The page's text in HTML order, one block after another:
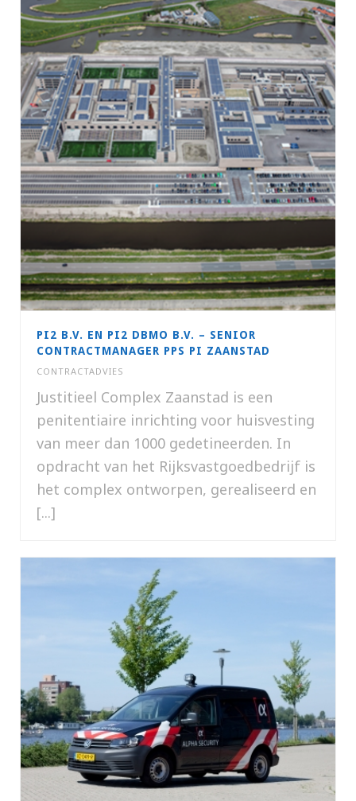
PI2 B.V. EN PI2 DBMO B.V. – SENIOR
CONTRACTMANAGER PPS PI ZAANSTAD
CONTRACTADVIES
Justitieel Complex Zaanstad is een
penitentiaire inrichting voor huisvesting
van meer dan 1000 gedetineerden. In
opdracht van het Rijksvastgoedbedrijf is
het complex ontworpen, gerealiseerd en
[...]